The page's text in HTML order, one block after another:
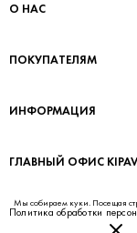
О НАС
ПОКУПАТЕЛЯМ
ИНФОРМАЦИЯ
ГЛАВНЫЙ ОФИС
Политика обработки
Мы собираем куки. Посещая